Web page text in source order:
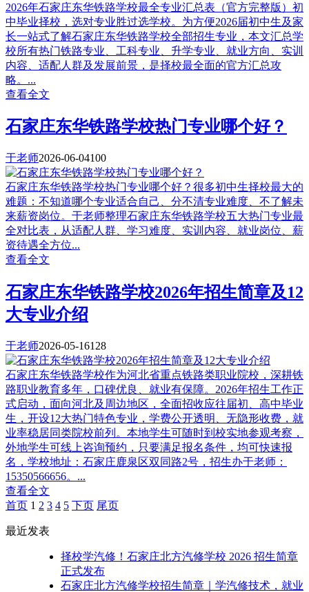
2026年石家庄东华铁路学校最全专业汇总表（官方完整版）初
中毕业择校，选对专业胜过选学校。为方便2026届初中生及家
长一站式了解石家庄东华铁路学校全部招生专业，本文汇总学
校所有热门铁路专业、工科专业、升学专业、就业方向、实训
内容、适配人群及发展前景，是择校最全面的官方汇总攻
略。...
查看全文
石家庄东华铁路学校热门专业哪个好？
于老师2026-06-04100
石家庄东华铁路学校热门专业哪个好？很多初中生择校最大的
难题：不知道哪个专业适合自己、分不清专业难度、不了解未
来薪资岗位。于老师整理石家庄东华铁路学校五大热门专业最
全对比表，从适配人群、学习难度、实训内容、就业岗位、薪
资待遇全方位...
查看全文
石家庄东华铁路学校2026年招生简章及12
大专业介绍
于老师2026-05-16128
石家庄东华铁路学校作为河北省重点铁路类职业院校，深耕铁
路职业教育多年，口碑优良、就业有保障。2026年招生工作正
式启动，面向河北及周边地区，全面招收应往届初、高中毕业
生，开设12大热门特色专业，学费公开透明、无隐形收费，就
业率稳居同类院校前列。本地学生可随时到校实地参观考察，
外地学生可线上咨询预约，只要满足报名条件，均可快速报
名，学校地址：石家庄鹿泉区双同路2号，招生办于老师：
15350566656。...
查看全文
首页 1 2 3 4 5 下页 尾页
最近发表
择校学汽修！石家庄北方汽修学校 2026 招生简章
正式发布
石家庄北方汽修学校招生简章｜学汽修技术，就业